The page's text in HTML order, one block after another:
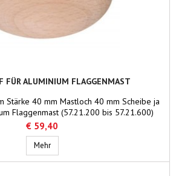
FÜR ALUMINIUM FLAGGENMAST
Stärke 40 mm Mastloch 40 mm Scheibe ja
Flaggenmast (57.21.200 bis 57.21.600)
Farbe unlackiert
€ 59,40
MehrMastknopf für Aluminium